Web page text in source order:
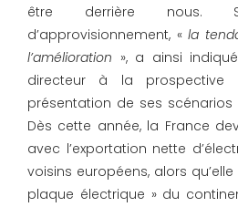
être derrière nous.
d’approvisionnement, «la
l’amélioration », a ainsi
directeur à la prospective
présentation de ses scénarios
Dès cette année, la France
avec l’exportation nette
voisins européens, alors
plaque électrique » du